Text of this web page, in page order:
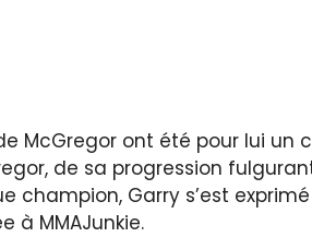
McGregor ont été pour lui un
de sa progression
champion, Garry s’est
à MMAJunkie.